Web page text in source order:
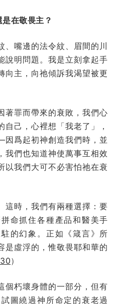
在敬畏主？
、嘴邊的法令紋、眉間的川
說明問題。我是立刻拿起手
向主，向祂傾訴我渴望被更
著罪而帶來的衰敗，我們心
己，心裡想「我老了」，
爲起初神創造我們時，並
我們也知道神使萬事互相效
以我們大可不必害怕祂在衰
這時，我們有兩種選擇：要
命抓住各種產品和醫美手
的幻象。正如《箴言》所
是虛浮的，惟敬畏耶和華的
）
個朽壞身體的一部分，但有
圖繞過神所命定的衰老過